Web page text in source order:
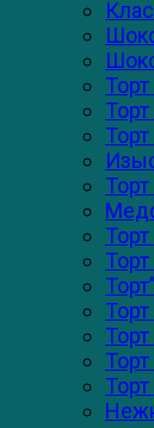
Торт
Торт